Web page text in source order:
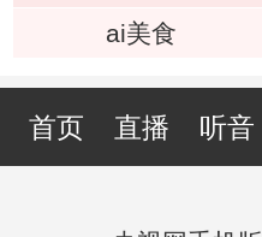
ai美食
首页 直播 听音